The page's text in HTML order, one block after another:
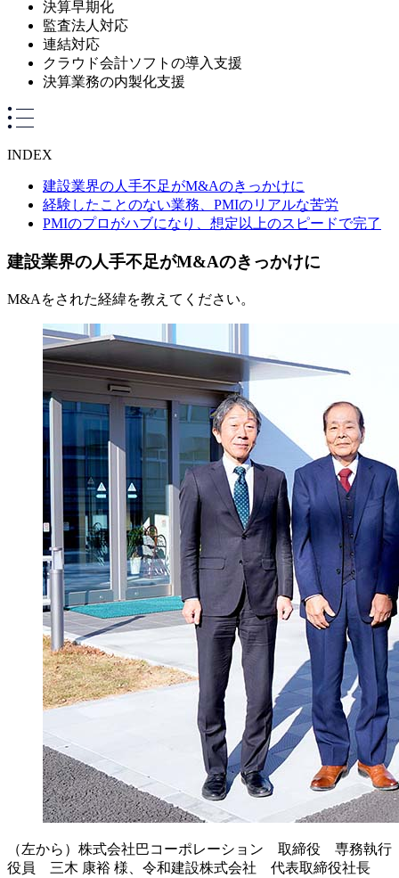
決算早期化
監査法人対応
連結対応
クラウド会計ソフトの導入支援
決算業務の内製化支援
INDEX
建設業界の人手不足がM&Aのきっかけに
経験したことのない業務、PMIのリアルな苦労
PMIのプロがハブになり、想定以上のスピードで完了
建設業界の人手不足がM&Aのきっかけに
M&Aをされた経緯を教えてください。
（左から）株式会社巴コーポレーション 取締役 専務執行
役員 三木 康裕 様、令和建設株式会社 代表取締役社長